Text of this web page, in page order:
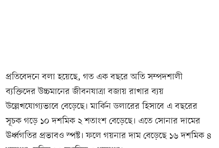
প্রতিবেদনে বলা হয়েছে, গত এক বছরে অতি সম্পদশালী
ব্যক্তিদের উচ্চমানের জীবনযাত্রা বজায় রাখার ব্যয়
উল্লেখযোগ্যভাবে বেড়েছে। মার্কিন ডলারের হিসাবে এ বছরের
সূচক গড়ে ১০ দশমিক ২ শতাংশ বেড়েছে। এতে সোনার দামের
ঊর্ধ্বগতির প্রভাবও স্পষ্ট। ফলে গয়নার দাম বেড়েছে ১৬ দশমিক ৪